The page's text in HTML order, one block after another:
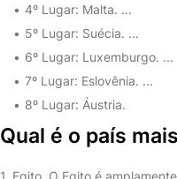
4º Lugar: Malta. ...
5º Lugar: Suécia. ...
6º Lugar: Luxemburgo. ...
7º Lugar: Eslovênia. ...
8º Lugar: Áustria.
Qual é o país
1. Egito. O Egito é